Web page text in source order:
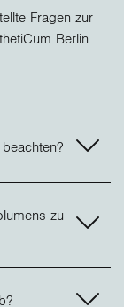
Fragen zur
Berlin
zu